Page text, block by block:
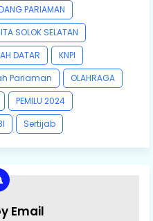
PARIAMAN
SOLOK SELATAN
DATAR
KNPI
Pariaman
OLAHRAGA
PEMILU 2024
Sertijab
Email